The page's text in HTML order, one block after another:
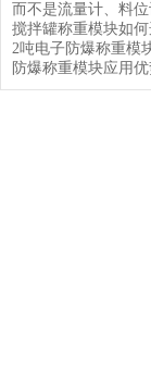
而不是流量计、料
搅拌罐称重模块如何
2吨电子防爆称重模
防爆称重模块应用